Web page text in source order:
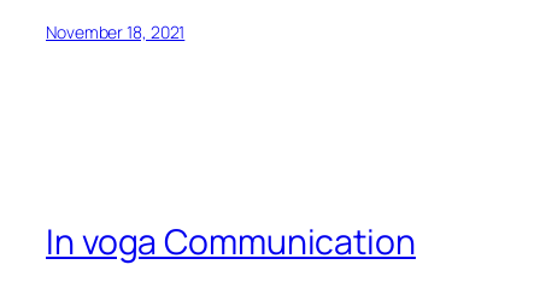
November 18, 2021
In voga Communication